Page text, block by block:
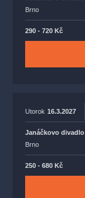
Brno
290 - 720 Kč
Utorok 16.3.2027
Janáčkovo divadlo
Brno
250 - 680 Kč